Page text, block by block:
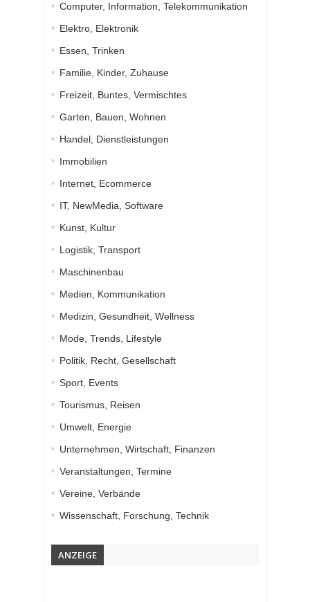
Computer, Information, Telekommunikation
Elektro, Elektronik
Essen, Trinken
Familie, Kinder, Zuhause
Freizeit, Buntes, Vermischtes
Garten, Bauen, Wohnen
Handel, Dienstleistungen
Immobilien
Internet, Ecommerce
IT, NewMedia, Software
Kunst, Kultur
Logistik, Transport
Maschinenbau
Medien, Kommunikation
Medizin, Gesundheit, Wellness
Mode, Trends, Lifestyle
Politik, Recht, Gesellschaft
Sport, Events
Tourismus, Reisen
Umwelt, Energie
Unternehmen, Wirtschaft, Finanzen
Veranstaltungen, Termine
Vereine, Verbände
Wissenschaft, Forschung, Technik
ANZEIGE